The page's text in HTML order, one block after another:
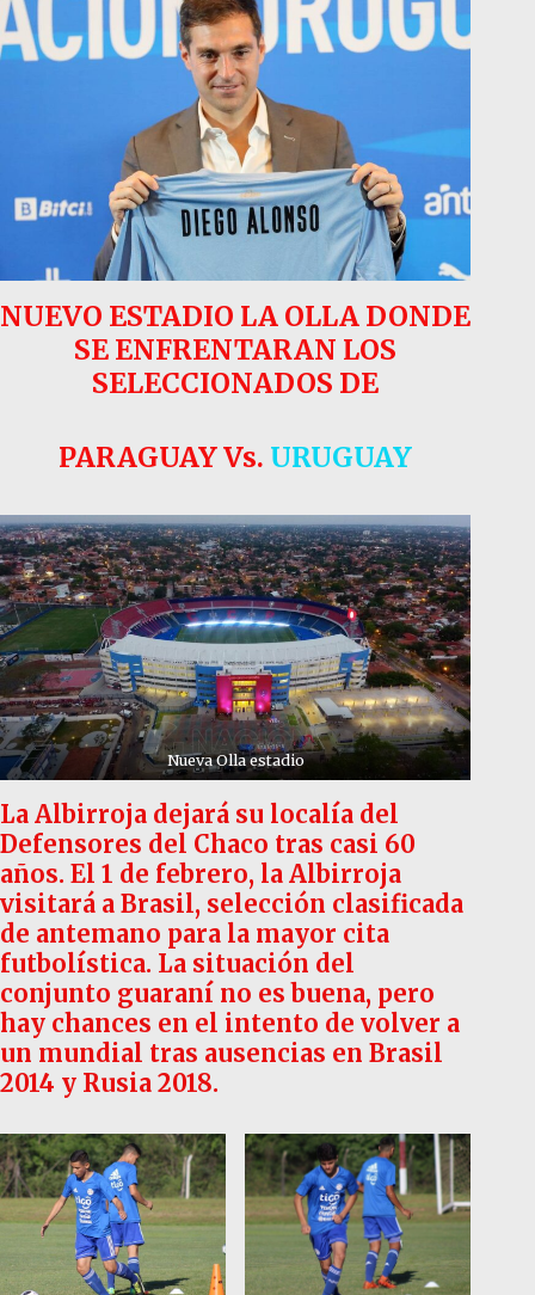
NUEVO ESTADIO LA OLLA DONDE
SE ENFRENTARAN LOS
SELECCIONADOS DE
PARAGUAY Vs. URUGUAY
Nueva Olla estadio
La Albirroja dejará su localía del
Defensores del Chaco tras casi 60
años. El 1 de febrero, la Albirroja
visitará a Brasil, selección clasificada
de antemano para la mayor cita
futbolística. La situación del
conjunto guaraní no es buena, pero
hay chances en el intento de volver a
un mundial tras ausencias en Brasil
2014 y Rusia 2018.